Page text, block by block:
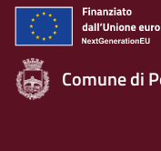
Comune di